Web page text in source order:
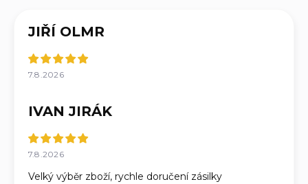
JIŘÍ OLMR
7.8.2026
IVAN JIRÁK
7.8.2026
Velký výběr zboží, rychle doručení zásilky